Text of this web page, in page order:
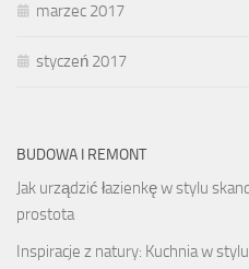
marzec 2017
styczeń 2017
BUDOWA I REMONT
Jak urządzić łazienkę w stylu
prostota
Inspiracje z natury: Kuchnia w